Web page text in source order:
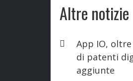
Altre notizie
App IO,
di patenti
aggiunte